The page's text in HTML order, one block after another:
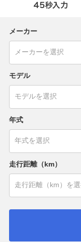
メーカー
モデル
年式
走行距離（km）